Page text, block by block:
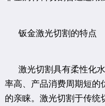
钣金激光切割的特点
激光切割具有柔性化
率高、产品消费周期短的
的亲睐。激光切割于传统